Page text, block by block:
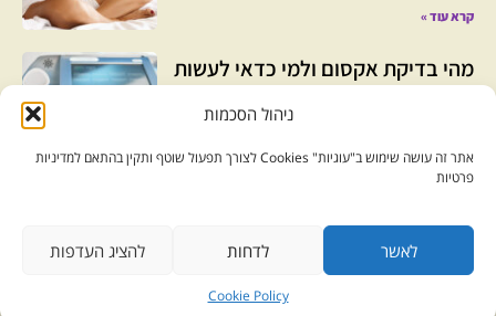
ניהול הסכמות
אתר זה עושה שימוש ב"עוגיות" Cookies לצורך תפעול שוטף ותקין בהתאם למדיניות
פרטיות
לאשר לדחות להציג העדפות
Cookie Policy
קרא עוד »
מהי בדיקת אקסום ולמי כדאי לעשות
פרופ' דניאל זיידמן נבחר להיכלל
בדירוג Duns 100